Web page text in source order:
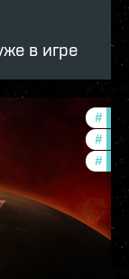
в игре
#
#
#